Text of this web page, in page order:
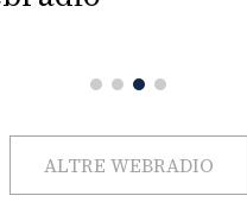
ALTRE WEBRADIO